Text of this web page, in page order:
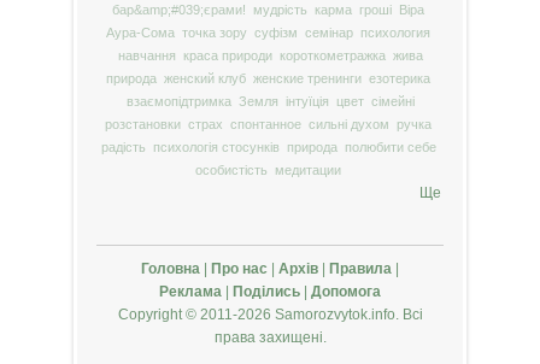
бар&amp;#039;єрами!
мудрість карма гроші Віра
Аура-Сома точка зору суфізм семінар психология
навчання
краса природи короткометражка жива
природа женский клуб женские тренинги езотерика
взаємопідтримка Земля інтуїція цвет сімейні
розстановки страх спонтанное сильні духом
ручка
радість
психологія стосунків природа
полюбити себе
особистість
медитации
Ще
Головна | Про нас | Архів | Правила |
Реклама | Поділись | Допомога
Copyright © 2011-2026 Samorozvytok.info. Всі
права захищені.